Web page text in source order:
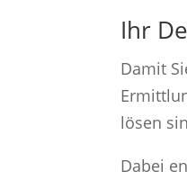
Ihr
Damit
lösen
Dabei